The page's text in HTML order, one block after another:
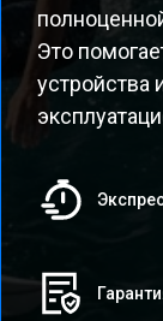
Это
устройства